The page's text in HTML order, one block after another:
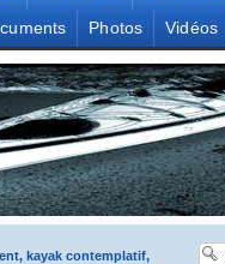
Photos Vidéos
kayak contemplatif,